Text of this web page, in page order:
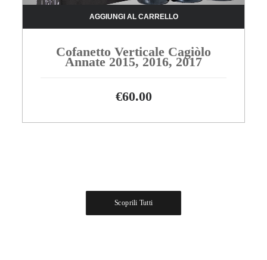
AGGIUNGI AL CARRELLO
Cofanetto Verticale Cagiòlo
Annate 2015, 2016, 2017
€60.00
Scoprili Tutti